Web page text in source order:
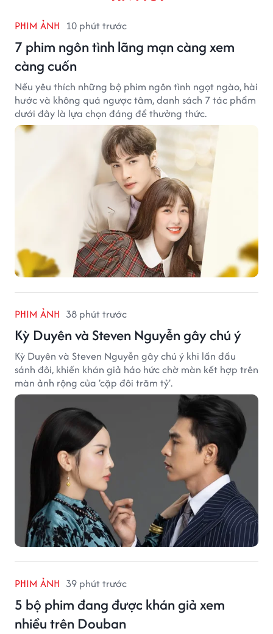
PHIM ẢNH 10 phút trước
7 phim ngôn tình lãng mạn càng xem
càng cuốn
Nếu yêu thích những bộ phim ngôn tình ngọt ngào, hài
hước và không quá ngược tâm, danh sách 7 tác phẩm
dưới đây là lựa chọn đáng để thưởng thức.
PHIM ẢNH 38 phút trước
Kỳ Duyên và Steven Nguyễn gây chú ý
Kỳ Duyên và Steven Nguyễn gây chú ý khi lần đầu
sánh đôi, khiến khán giả háo hức chờ màn kết hợp trên
màn ảnh rộng của 'cặp đôi trăm tỷ'.
PHIM ẢNH 39 phút trước
5 bộ phim đang được khán giả xem
nhiều trên Douban